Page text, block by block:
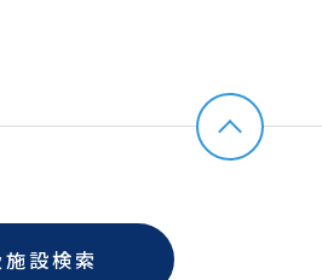
設検索